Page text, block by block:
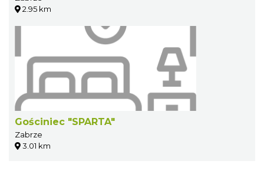
2.95 km
Gościniec "SPARTA"
Zabrze
3.01 km